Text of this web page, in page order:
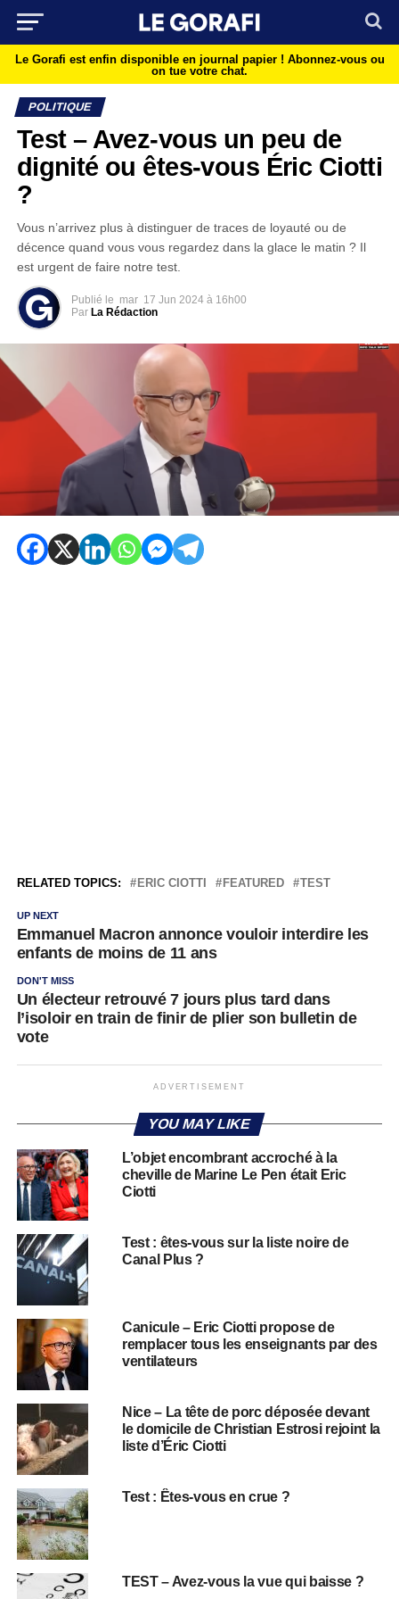
Le Gorafi est enfin disponible en journal papier ! Abonnez-vous ou
on tue votre chat.
POLITIQUE
Test – Avez-vous un peu de
dignité ou êtes-vous Éric Ciotti
?
Vous n’arrivez plus à distinguer de traces de loyauté ou de
décence quand vous vous regardez dans la glace le matin ? Il
est urgent de faire notre test.
Publié le mar 17 Jun 2024 à 16h00
Par La Rédaction
RELATED TOPICS: ERIC CIOTTI FEATURED TEST
UP NEXT
Emmanuel Macron annonce vouloir interdire les
enfants de moins de 11 ans
DON'T MISS
Un électeur retrouvé 7 jours plus tard dans
l’isoloir en train de finir de plier son bulletin de
vote
ADVERTISEMENT
YOU MAY LIKE
L’objet encombrant accroché à la
cheville de Marine Le Pen était Eric
Ciotti
Test : êtes-vous sur la liste noire de
Canal Plus ?
Canicule – Eric Ciotti propose de
remplacer tous les enseignants par des
ventilateurs
Nice – La tête de porc déposée devant
le domicile de Christian Estrosi rejoint la
liste d’Éric Ciotti
Test : Êtes-vous en crue ?
TEST – Avez-vous la vue qui baisse ?